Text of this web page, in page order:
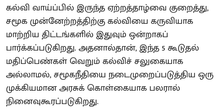
கல்வி வாய்ப்பில் இருந்த ஏற்றத்தாழ்வை குறைத்து,
சமூக முன்னேற்றத்திற்கு கல்வியை கருவியாக
மாற்றிய திட்டங்களில் இதுவும் ஒன்றாகப்
பார்க்கப்படுகிறது. அதனால்தான், இந்த 5 கூடுதல்
மதிப்பெண்கள் வெறும் கல்விச் சலுகையாக
அல்லாமல், சமூகநீதியை நடைமுறைப்படுத்திய ஒரு
முக்கியமான அரசுக் கொள்கையாக பலரால்
நினைவுகூரப்படுகிறது.